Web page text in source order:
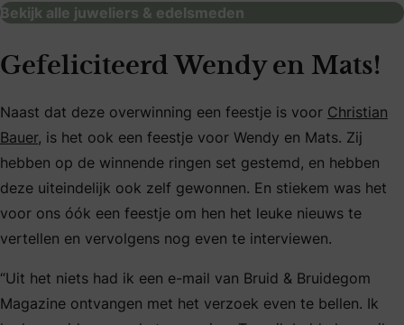
Bekijk alle juweliers & edelsmeden
Gefeliciteerd Wendy en Mats!
Naast dat deze overwinning een feestje is voor Christian
Bauer, is het ook een feestje voor Wendy en Mats. Zij
hebben op de winnende ringen set gestemd, en hebben
deze uiteindelijk ook zelf gewonnen. En stiekem was het
voor ons óók een feestje om hen het leuke nieuws te
vertellen en vervolgens nog even te interviewen.
“Uit het niets had ik een e-mail van Bruid & Bruidegom
Magazine ontvangen met het verzoek even te bellen. Ik